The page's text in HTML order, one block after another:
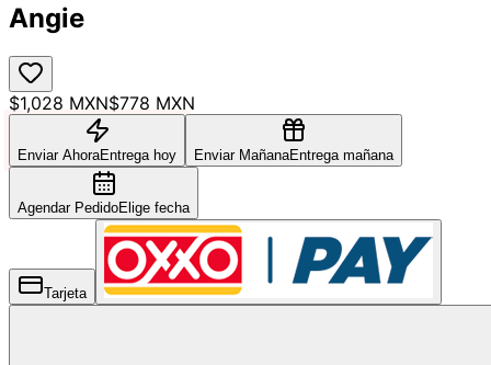
Angie
$1,028 MXN$778 MXN
Enviar AhoraEntrega hoy Enviar MañanaEntrega mañana
Agendar PedidoElige fecha
Tarjeta